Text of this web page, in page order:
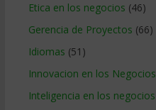
Etica en los negocios (46)
Gerencia de Proyectos (66)
Idiomas (51)
Innovacion en los Negocios
Inteligencia en los negocios